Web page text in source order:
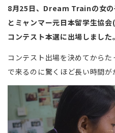
8月25日、Dream Trainの女の
とミャンマー元日本留学生協
コンテスト本選に出場しました。
コンテスト出場を決めてから
で来るのに驚くほど長い時間